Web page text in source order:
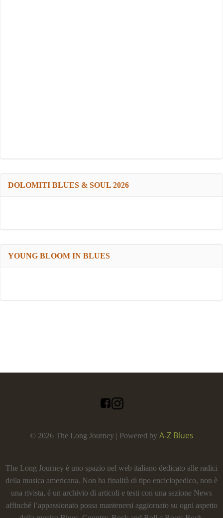
DOLOMITI BLUES & SOUL 2026
YOUNG BLOOM IN BLUES
© 2026 The Long Journey | Powered by A-Z Blues
The Long Journey è uno spazio nel web italiano dedicato alle radici
della musica americana. Non ha finalità di tipo enciclopedico, non è
una rivista, é un archivio di articoli e testi con una sezione News
affinché l’appassionato possa mantenersi aggiornato su ogni aspetto